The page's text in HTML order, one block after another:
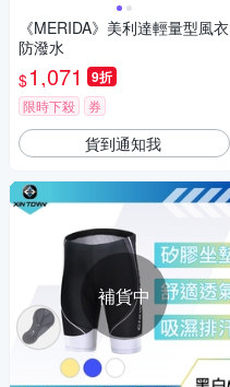
《MERIDA》美利達輕量型風衣
防潑水
$1,071 9折
限時下殺 券
貨到通知我
補貨中